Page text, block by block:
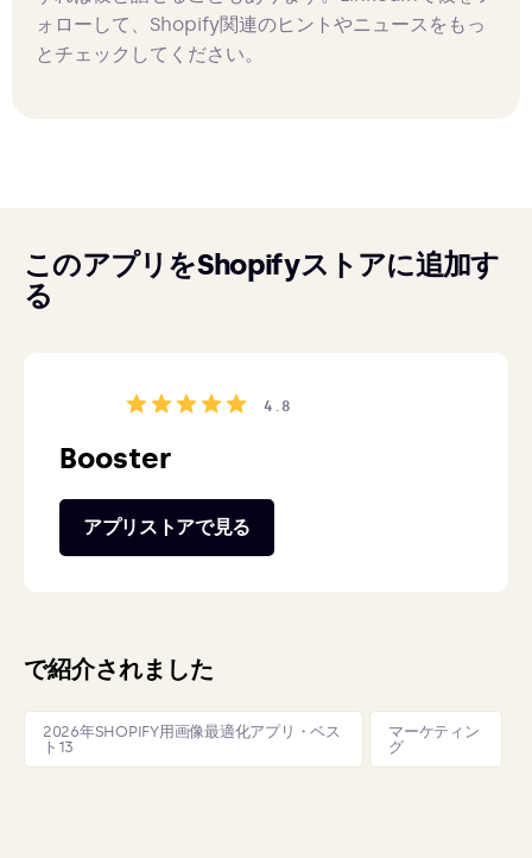
ォローして、Shopify関連のヒントやニュースをもっ
とチェックしてください。
このアプリをShopifyストアに追加す
る
4.8
Booster
アプリストアで見る
で紹介されました
2026年SHOPIFY用画像最適化アプリ・ベス
ト13
マーケティン
グ